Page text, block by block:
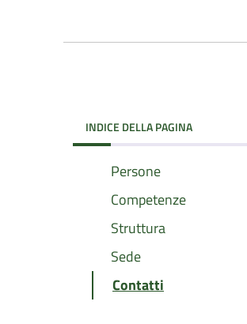
INDICE DELLA PAGINA
Persone
Competenze
Struttura
Sede
Contatti